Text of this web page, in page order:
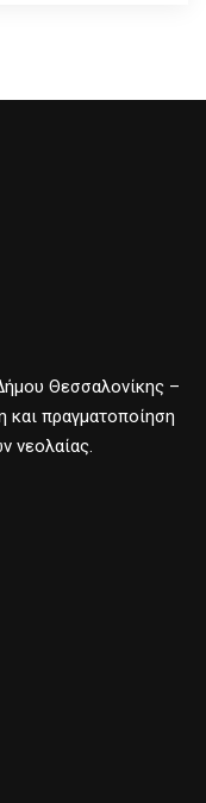
Θεσσαλονίκης –
και πραγματοποίηση
νεολαίας.